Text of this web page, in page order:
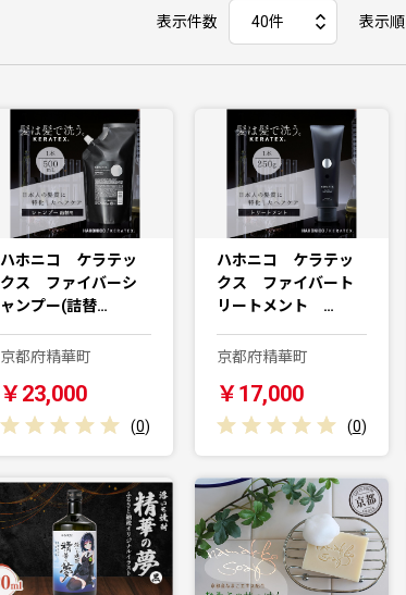
表示件数 表示順
ハホニコ ケラテッ
クス ファイバーシ
ャンプー(詰替…
京都府精華町
￥23,000
(0)
ハホニコ ケラテッ
クス ファイバート
リートメント …
京都府精華町
￥17,000
(0)